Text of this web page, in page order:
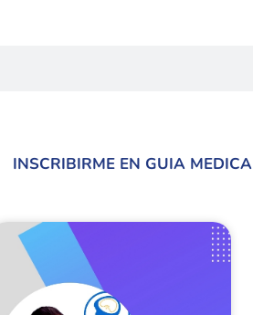
INSCRIBIRME EN GUIA MEDICA